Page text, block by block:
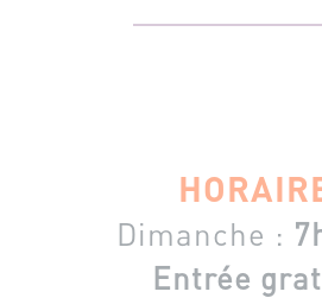
Dimanche :
Entrée